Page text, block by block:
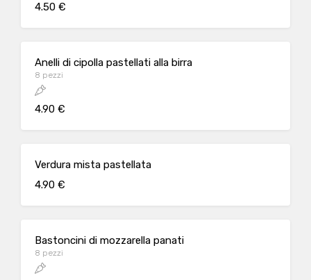
4.50 €
Anelli di cipolla pastellati alla birra
8 pezzi
4.90 €
Verdura mista pastellata
4.90 €
Bastoncini di mozzarella panati
8 pezzi